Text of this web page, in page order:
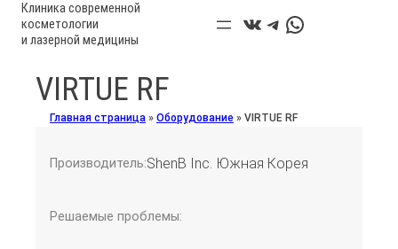
Клиника современной
косметологии
и лазерной медицины
ВКонтакте Telegram WhatsApp
VIRTUE RF
Главная страница » Оборудование » VIRTUE RF
Производитель:ShenB Inc. Южная Корея
Решаемые проблемы: